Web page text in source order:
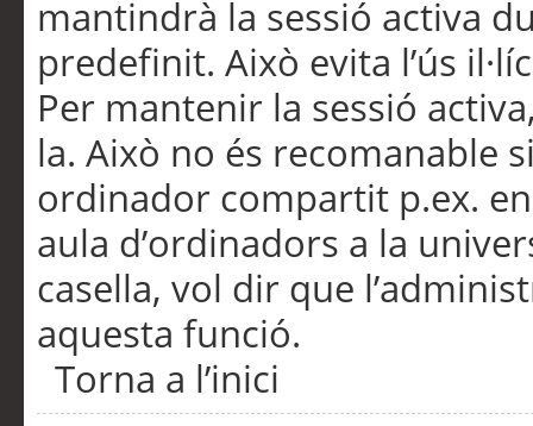
mantindrà la sessió activa
predefinit. Això evita l’ús
Per mantenir la sessió
la. Això no és recomanable
ordinador compartit p.ex.
aula d’ordinadors a la
casella, vol dir que
aquesta funció.
Torna a l’inici